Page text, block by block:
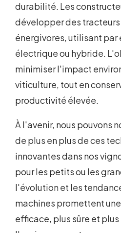
durabilité. Les
développer des
énergivores, utilisant
électrique ou hybride.
minimiser l'impact
viticulture, tout en
productivité élevée.
À l'avenir, nous pouvons
de plus en plus de ces
innovantes dans nos
pour les petits ou les
l'évolution et les
machines promettent
efficace, plus sûre et